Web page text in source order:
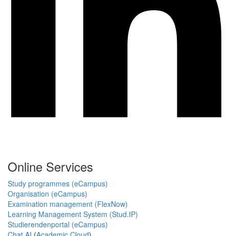
Online Services
Study programmes (eCampus)
Organisation (eCampus)
Examination management (FlexNow)
Learning Management System (Stud.IP)
Studierendenportal (eCampus)